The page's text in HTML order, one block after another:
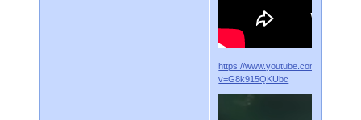
https://www.youtube.com/watch?
v=G8k915QKUbc